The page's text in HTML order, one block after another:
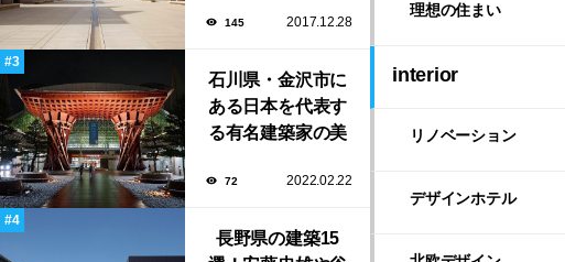
研究所」。
145 2017.12.28
石川県・金沢市に
ある日本を代表す
る有名建築家の美
72 2022.02.22
長野県の建築15
理想の住まい
interior
リノベーション
デザインホテル